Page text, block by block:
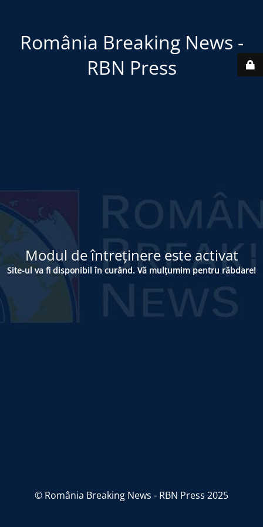
România Breaking News -
RBN Press
Modul de întreținere este activat
Site-ul va fi disponibil în curând. Vă mulțumim pentru răbdare!
© România Breaking News - RBN Press 2025